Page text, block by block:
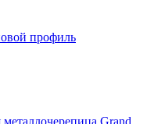
профиль
металлочерепица Grand